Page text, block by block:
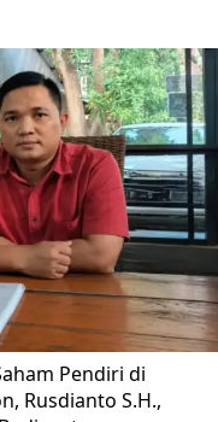
Pendiri di
Rusdianto S.H.,